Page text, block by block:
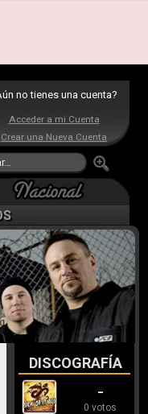
no tienes una cuenta?
Acceder a mi Cuenta
Crear una Nueva Cuenta
DISCOGRAFÍA
-
0 votos